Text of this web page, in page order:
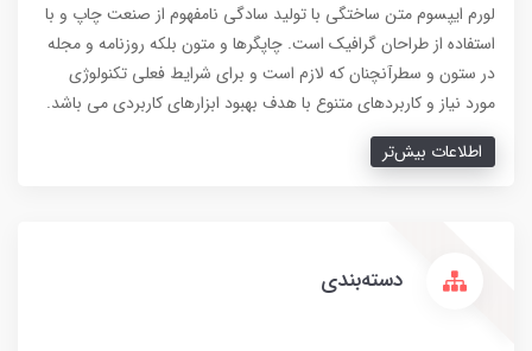
لورم ایپسوم متن ساختگی با تولید سادگی نامفهوم از صنعت چاپ و با
استفاده از طراحان گرافیک است. چاپگرها و متون بلکه روزنامه و مجله
در ستون و سطرآنچنان که لازم است و برای شرایط فعلی تکنولوژی
مورد نیاز و کاربردهای متنوع با هدف بهبود ابزارهای کاربردی می باشد.
اطلاعات بیش‌تر
دسته‌بندی